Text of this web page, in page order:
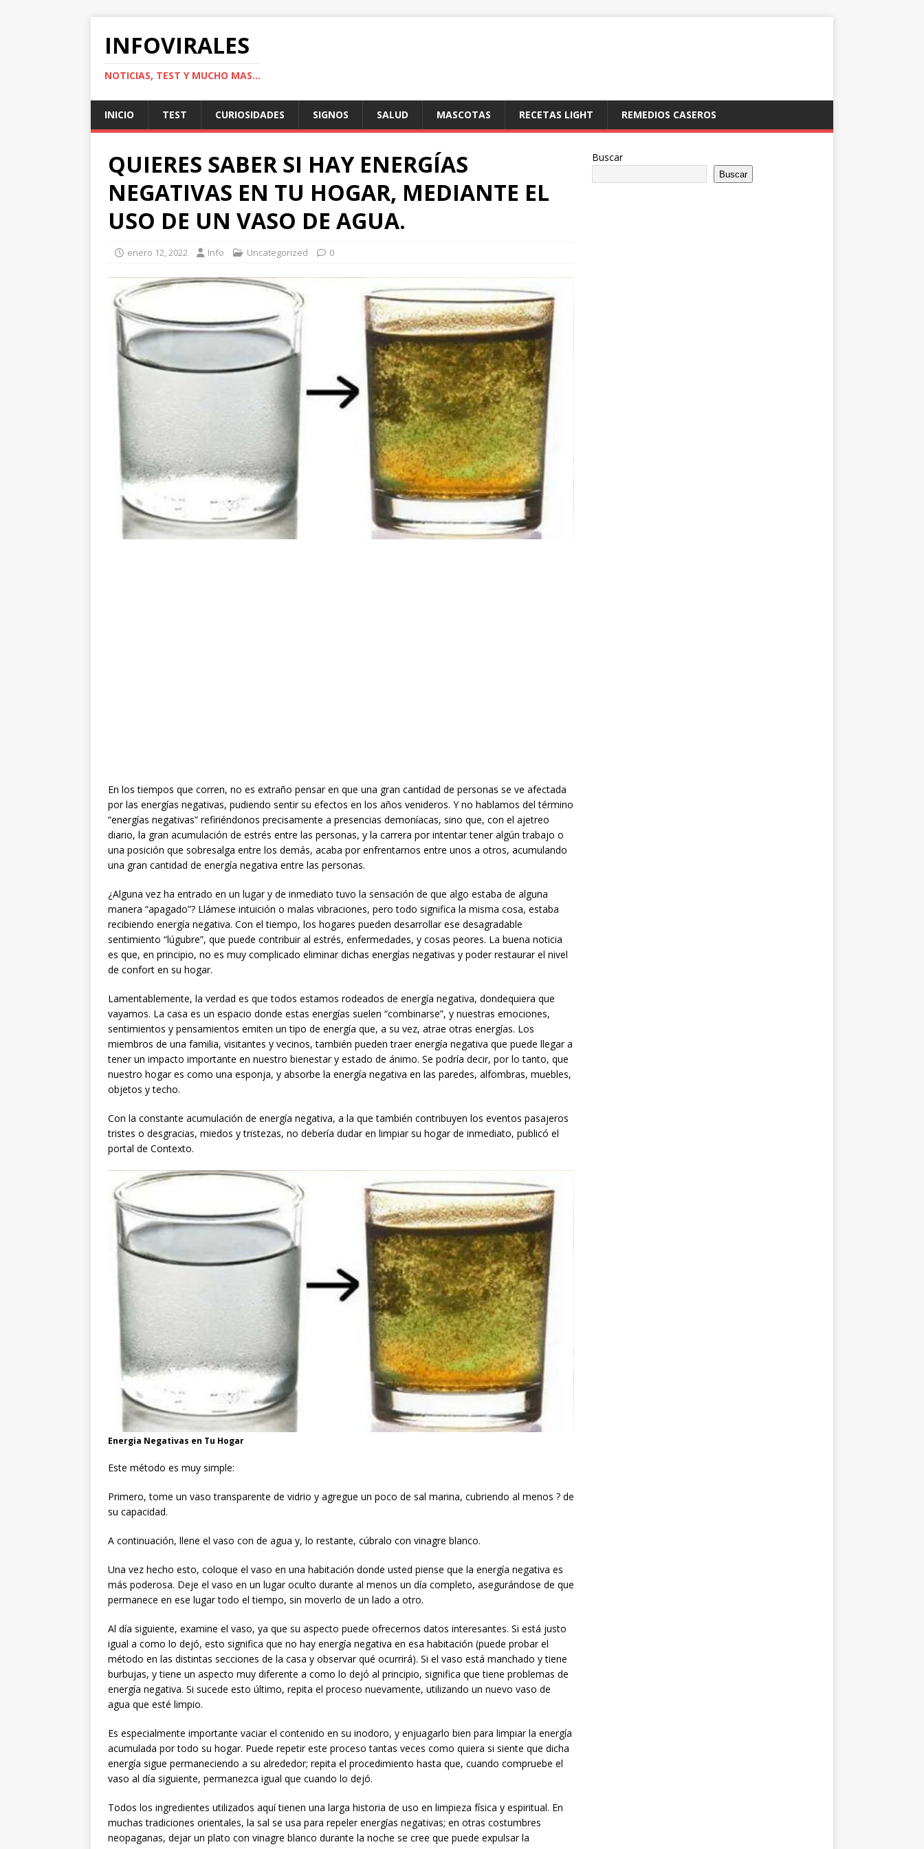
INFOVIRALES
NOTICIAS, TEST Y MUCHO MAS...
INICIO TEST CURIOSIDADES SIGNOS SALUD MASCOTAS RECETAS LIGHT REMEDIOS CASEROS
QUIERES SABER SI HAY ENERGÍAS
NEGATIVAS EN TU HOGAR, MEDIANTE EL
USO DE UN VASO DE AGUA.
enero 12, 2022 Info Uncategorized 0
En los tiempos que corren, no es extraño pensar en que una gran cantidad de personas se ve afectada
por las energías negativas, pudiendo sentir su efectos en los años venideros. Y no hablamos del término
“energías negativas” refiriéndonos precisamente a presencias demoníacas, sino que, con el ajetreo
diario, la gran acumulación de estrés entre las personas, y la carrera por intentar tener algún trabajo o
una posición que sobresalga entre los demás, acaba por enfrentarnos entre unos a otros, acumulando
una gran cantidad de energía negativa entre las personas.
¿Alguna vez ha entrado en un lugar y de inmediato tuvo la sensación de que algo estaba de alguna
manera “apagado”? Llámese intuición o malas vibraciones, pero todo significa la misma cosa, estaba
recibiendo energía negativa. Con el tiempo, los hogares pueden desarrollar ese desagradable
sentimiento “lúgubre”, que puede contribuir al estrés, enfermedades, y cosas peores. La buena noticia
es que, en principio, no es muy complicado eliminar dichas energías negativas y poder restaurar el nivel
de confort en su hogar.
Lamentablemente, la verdad es que todos estamos rodeados de energía negativa, dondequiera que
vayamos. La casa es un espacio donde estas energías suelen “combinarse”, y nuestras emociones,
sentimientos y pensamientos emiten un tipo de energía que, a su vez, atrae otras energías. Los
miembros de una familia, visitantes y vecinos, también pueden traer energía negativa que puede llegar a
tener un impacto importante en nuestro bienestar y estado de ánimo. Se podría decir, por lo tanto, que
nuestro hogar es como una esponja, y absorbe la energía negativa en las paredes, alfombras, muebles,
objetos y techo.
Con la constante acumulación de energía negativa, a la que también contribuyen los eventos pasajeros
tristes o desgracias, miedos y tristezas, no debería dudar en limpiar su hogar de inmediato, publicó el
portal de Contexto.
Energia Negativas en Tu Hogar
Este método es muy simple:
Primero, tome un vaso transparente de vidrio y agregue un poco de sal marina, cubriendo al menos ? de
su capacidad.
A continuación, llene el vaso con de agua y, lo restante, cúbralo con vinagre blanco.
Una vez hecho esto, coloque el vaso en una habitación donde usted piense que la energía negativa es
más poderosa. Deje el vaso en un lugar oculto durante al menos un día completo, asegurándose de que
permanece en ese lugar todo el tiempo, sin moverlo de un lado a otro.
Al día siguiente, examine el vaso, ya que su aspecto puede ofrecernos datos interesantes. Si está justo
igual a como lo dejó, esto significa que no hay energía negativa en esa habitación (puede probar el
método en las distintas secciones de la casa y observar qué ocurrirá). Si el vaso está manchado y tiene
burbujas, y tiene un aspecto muy diferente a como lo dejó al principio, significa que tiene problemas de
energía negativa. Si sucede esto último, repita el proceso nuevamente, utilizando un nuevo vaso de
agua que esté limpio.
Es especialmente importante vaciar el contenido en su inodoro, y enjuagarlo bien para limpiar la energía
acumulada por todo su hogar. Puede repetir este proceso tantas veces como quiera si siente que dicha
energía sigue permaneciendo a su alrededor; repita el procedimiento hasta que, cuando compruebe el
vaso al día siguiente, permanezca igual que cuando lo dejó.
Todos los ingredientes utilizados aquí tienen una larga historia de uso en limpieza física y espiritual. En
muchas tradiciones orientales, la sal se usa para repeler energías negativas; en otras costumbres
neopaganas, dejar un plato con vinagre blanco durante la noche se cree que puede expulsar la
Buscar
Buscar